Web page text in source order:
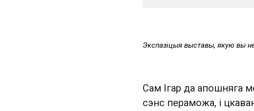
Экспазіцыя выставы, якую вы
Сам Ігар да апошняга
сэнс пераможа, і